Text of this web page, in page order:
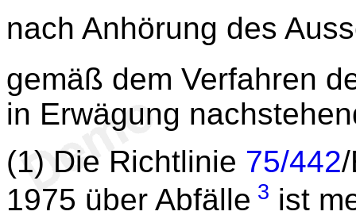
nach Anhörung des
gemäß dem Verfahren
in Erwägung
(1) Die Richtlinie 75/442
1975 über Abfälle 3 ist